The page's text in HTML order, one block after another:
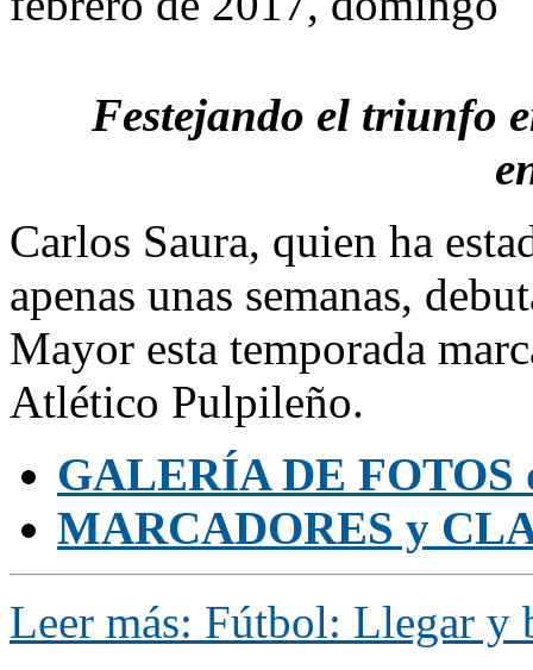
Festejando el triunfo
Carlos Saura, quien ha
apenas unas semanas,
Mayor esta temporada
Atlético Pulpileño.
GALERÍA DE FOTOS
MARCADORES y
Leer más: Fútbol: Llegar y